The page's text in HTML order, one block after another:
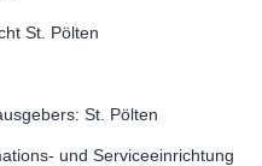
St. Pölten
St. Pölten
und Serviceeinrichtung